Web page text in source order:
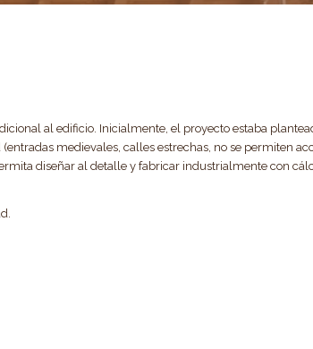
al edificio. Inicialmente, el proyecto estaba
medievales, calles estrechas, no se permiten
diseñar al detalle y fabricar industrialmente con